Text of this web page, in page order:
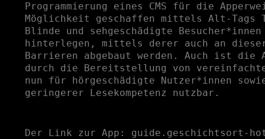
Programmierung eines CMS für die
Möglichkeit geschaffen mittels Alt-Tags
Blinde und sehgeschädigte Besucher*innen
hinterlegen, mittels derer auch an
Barrieren abgebaut werden. Auch ist die
durch die Bereitstellung von
nun für hörgeschädigte Nutzer*innen
geringerer Lesekompetenz nutzbar.
Der Link zur App: guide.geschichtsort-